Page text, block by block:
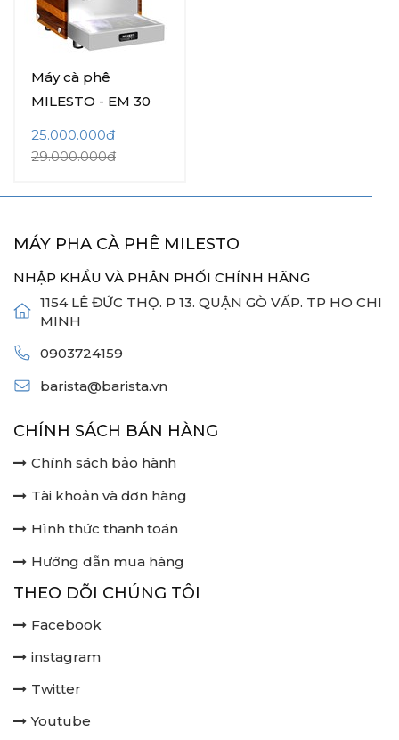
Máy cà phê
MILESTO - EM 30
25.000.000đ
29.000.000đ
MÁY PHA CÀ PHÊ MILESTO
NHẬP KHẨU VÀ PHÂN PHỐI CHÍNH HÃNG
1154 LÊ ĐỨC THỌ. P 13. QUẬN GÒ VẤP. TP HO CHI
MINH
0903724159
barista@barista.vn
CHÍNH SÁCH BÁN HÀNG
Chính sách bảo hành
Tài khoản và đơn hàng
Hình thức thanh toán
Hướng dẫn mua hàng
THEO DÕI CHÚNG TÔI
Facebook
instagram
Twitter
Youtube